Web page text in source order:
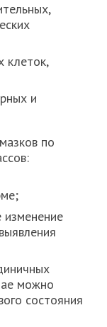
клеток,
и
по
изменение
можно
состояния